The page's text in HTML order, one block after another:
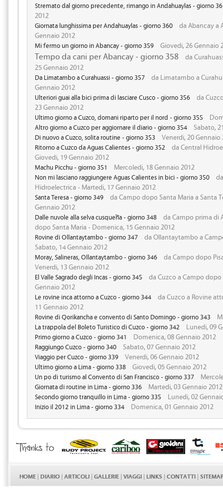
Stremato dal giorno precedente, rimango in Andahuaylas - giorno
2012
Giornata lunghissima per Andahuaylas - giorno 360
da Abancay a
Gennaio 2012
Mi fermo un giorno in Abancay - giorno 359 Giovedi, 26 Gennaio
Tempo da cani per Abancay - giorno 358
da
25 Gennaio 2012
Da Limatambo a Curahuassi - giorno 357
da Limatambo a
Gennaio 2012
Ulteriori guai alla bici prima di lasciare Cusco - giorno 356
da
23 Gennaio 2012
Ultimo giorno a Cuzco, domani riparto per il nord - giorno 355
Altro giorno a Cuzco per aggiornare il diario - giorno 354 Sabato,
Di nuovo a Cuzco, solita routine - giorno 353 Venerdi, 20 Gennaio
Ritorno a Cuzco da Aguas Calientes - giorno 352
da Central
Giovedi, 19 Gennaio 2012
Machu Picchu - giorno 351 Mercoledi, 18 Gennaio 2012
Non mi lasciano raggiungere Aguas Calientes in bici - giorno 350
Hidroelectrica - Martedi, 17 Gennaio 2012
Santa Teresa - giorno 349
da Campo dopo Santa Maria a Santa
Gennaio 2012
Dalle nuvole alla selva cusqueña - giorno 348
da Campo prima di
dopo Santa Maria - Domenica, 15 Gennaio 2012
Rovine di Ollantaytambo - giorno 347
da Ollantaytambo a
Sabato, 14 Gennaio 2012
Moray, Salineras, Ollantaytambo - giorno 346
da Campo dopo
Venerdi, 13 Gennaio 2012
El Valle Sagrado degli Incas - giorno 345
da Cuzco a Campo dopo
Gennaio 2012
Le rovine inca attorno a Cuzco - giorno 344
da Cuzco a Rovine
11 Gennaio 2012
Rovine di Qorikancha e convento di Santo Domingo - giorno 343
La trappola del Boleto Turistico di Cuzco - giorno 342 Lunedi, 09
Primo giorno a Cuzco - giorno 341 Domenica, 08 Gennaio 2012
Raggiungo Cuzco - giorno 340 Sabato, 07 Gennaio 2012
Viaggio per Cuzco - giorno 339 Venerdi, 06 Gennaio 2012
Ultimo giorno a Lima - giorno 338 Giovedi, 05 Gennaio 2012
Un po di turismo al Convento di San Francisco - giorno 337
Giornata di routine in Lima - giorno 336 Martedi, 03 Gennaio 2012
Secondo giorno tranquillo in Lima - giorno 335 Lunedi, 02
Inizio il 2012 in Lima - giorno 334 Domenica, 01 Gennaio 2012
HOME | DIARIO | ARTICOLI | GALLERIE | VIAGGI | LINKS | CONTATTI | SITEMAP